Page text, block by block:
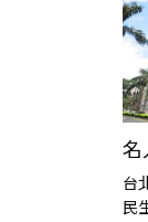
名
台
民